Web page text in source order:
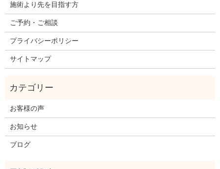
施術より先を目指す方
ご予約・ご相談
プライバシーポリシー
サイトマップ
お客様の声
お知らせ
ブログ